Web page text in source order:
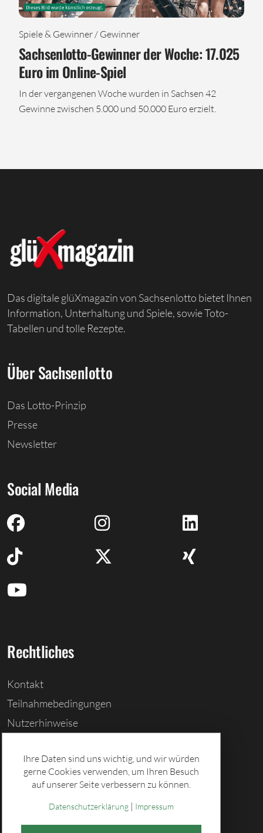
Spiele & Gewinner / Gewinner
Sachsenlotto-Gewinner der Woche: 17.025
Euro im Online-Spiel
In der vergangenen Woche wurden in Sachsen 42
Gewinne zwischen 5.000 und 50.000 Euro erzielt.
Das digitale glüXmagazin von Sachsenlotto bietet Ihnen
Information, Unterhaltung und Spiele, sowie Toto-
Tabellen und tolle Rezepte.
Über Sachsenlotto
Das Lotto-Prinzip
Presse
Newsletter
Social Media
Rechtliches
Kontakt
Teilnahmebedingungen
Nutzerhinweise
Cookies löschen
Datenschutz
Ihre Daten sind uns wichtig, und wir würden
gerne Cookies verwenden, um Ihren Besuch
auf unserer Seite verbessern zu können.
Datenschutzerklärung| Impressum